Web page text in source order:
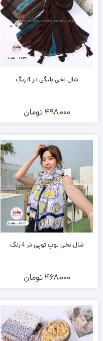
شال نخی پلنگی در 4 رنگ
498,000 تومان
شال نخی توپ توپی در 4 رنگ
468,000 تومان